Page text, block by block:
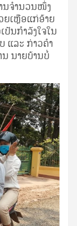
ນຈຳນວນໜຶ່ງ
ຍເຫຼືອແກ່ອ້າຍ
ນກຳລັງໃຈໃນ
ແລະ ກ່າວຄຳ
ນາຍບ້ານບໍ່